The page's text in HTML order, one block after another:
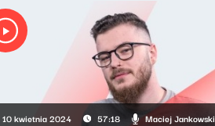
10 kwietnia 2024 57:18 Maciej Jankowski